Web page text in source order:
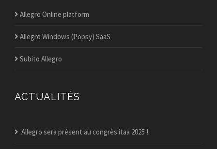
Allegro Online platform
Allegro Windows (Popsy) SaaS
Subito Allegro
ACTUALITÉS
Allegro sera présent au congrès itaa 2025 !